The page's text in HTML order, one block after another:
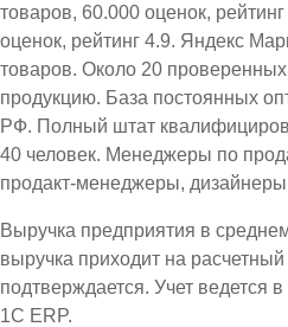
товаров, 60.000 оценок,
оценок, рейтинг 4.9. Яндекс
товаров. Около 20
продукцию. База постоянных
РФ. Полный штат
40 человек. Менеджеры по
продакт-менеджеры,
Выручка предприятия в
выручка приходит на
подтверждается. Учет ведется
1С ЕRP.